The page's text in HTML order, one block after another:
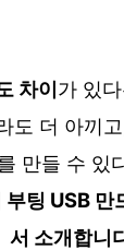
차이가 있
도 더 아끼
만들 수 있
팅 USB 만
서 소개합니